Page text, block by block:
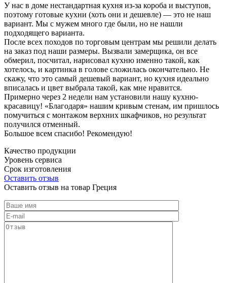
У нас в доме нестандартная кухня из-за короба и выступов,
поэтому готовые кухни (хоть они и дешевле) — это не наш
вариант. Мы с мужем много где были, но не нашли
подходящего варианта.
После всех походов по торговым центрам мы решили делать
на заказ под наши размеры. Вызвали замерщика, он все
обмерил, посчитал, нарисовал кухню именно такой, как
хотелось, и картинка в голове сложилась окончательно. Не
скажу, что это самый дешевый вариант, но кухня идеально
вписалась и цвет выбрала такой, как мне нравится.
Примерно через 2 недели нам установили нашу кухню-
красавицу! «Благодаря» нашим кривым стенам, им пришлось
помучиться с монтажом верхних шкафчиков, но результат
получился отменный.
Большое всем спасибо! Рекомендую!
Качество продукции
Уровень сервиса
Срок изготовления
Оставить отзыв
Оставить отзыв на товар Греция